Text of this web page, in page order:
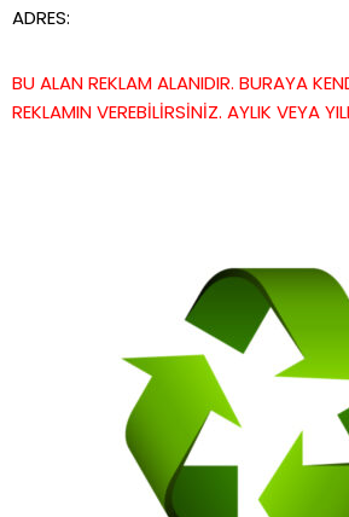
ADRES:
BU ALAN REKLAM ALANIDIR. BURAYA
REKLAMIN VEREBİLİRSİNİZ. AYLIK VEYA